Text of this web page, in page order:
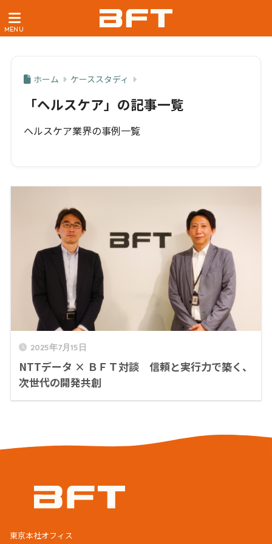
ホーム ケーススタディ
「ヘルスケア」の記事一覧
ヘルスケア業界の事例一覧
2025年7月15日
NTTデータ × ＢＦＴ対談 信頼と実行力で築く、
次世代の開発共創
東京本社オフィス